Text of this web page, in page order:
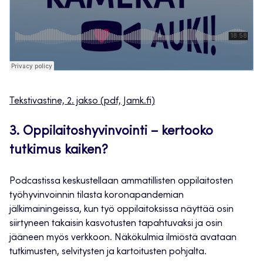
Tekstivastine, 2. jakso (pdf, Jamk.fi)
3. Oppilaitoshyvinvointi – kertooko
tutkimus kaiken?
Podcastissa keskustellaan ammatillisten oppilaitosten
työhyvinvoinnin tilasta koronapandemian
jälkimainingeissa, kun työ oppilaitoksissa näyttää osin
siirtyneen takaisin kasvotusten tapahtuvaksi ja osin
jääneen myös verkkoon. Näkökulmia ilmiöstä avataan
tutkimusten, selvitysten ja kartoitusten pohjalta.